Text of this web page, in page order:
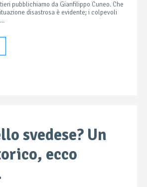
pubblichiamo da Gianfilippo Cuneo. Che
disastrosa è evidente; i colpevoli
svedese? Un
ecco